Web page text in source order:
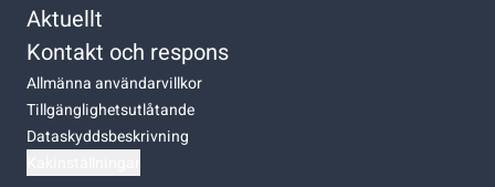
Aktuellt
Kontakt och respons
Allmänna användarvillkor
Tillgänglighetsutlåtande
Dataskyddsbeskrivning